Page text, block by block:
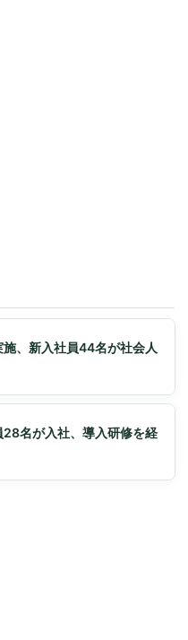
、新入社員44名が社会人
28名が入社、導入研修を経